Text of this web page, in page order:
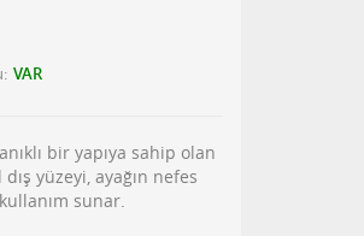
VAR
bir yapıya sahip olan
yüzeyi, ayağın nefes
sunar.